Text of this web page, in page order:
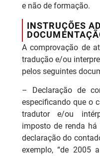
e não de formação.
INSTRUÇÕES
A comprovação de
tradução e/ou
pelos seguintes
– Declaração de
especificando que o
tradutor e/ou
imposto de renda
declaração do
exemplo, “de 2005